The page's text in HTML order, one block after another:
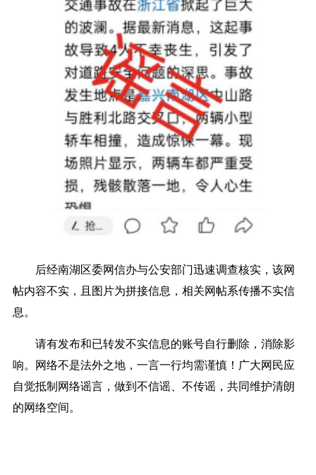
后经南湖区委网信办与公安部门迅速调查核实，该网
帖内容不实，且图片为拼接信息，相关网帖系传播不实信
息。
请有发布和已转发不实信息的账号自行删除，消除影
响。网络不是法外之地，一言一行均需谨慎！广大网民应
自觉抵制网络谣言，做到不信谣、不传谣，共同维护清朗
的网络空间。